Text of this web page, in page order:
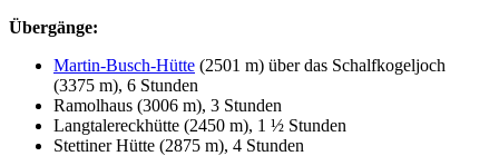
Übergänge:
Martin-Busch-Hütte (2501 m) über das Schalfkogeljoch
(3375 m), 6 Stunden
Ramolhaus (3006 m), 3 Stunden
Langtalereckhütte (2450 m), 1 ½ Stunden
Stettiner Hütte (2875 m), 4 Stunden